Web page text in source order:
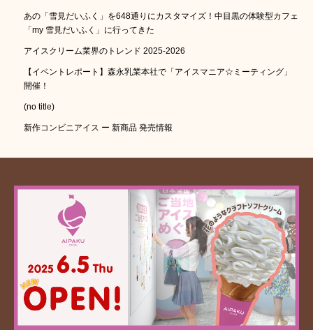
あの「雪見だいふく」を648通りにカスタマイズ！中目黒の体験型カフェ
「my 雪見だいふく」に行ってきた
アイスクリーム業界のトレンド 2025-2026
【イベントレポート】森永乳業本社で「アイスマニア☆ミーティング」
開催！
(no title)
新作コンビニアイス ー 新商品 発売情報